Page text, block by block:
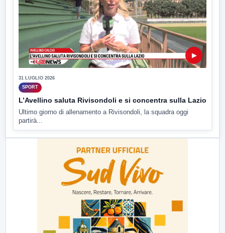
▶
31 LUGLIO 2026
SPORT
L’Avellino saluta Rivisondoli e si concentra sulla Lazio
Ultimo giorno di allenamento a Rivisondoli, la squadra oggi
partirà...